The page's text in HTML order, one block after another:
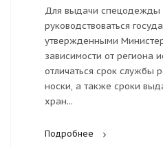
Для выдачи спецодежды
руководствоваться
утвержденными
зависимости от региона
отличаться срок службы
носки, а также сроки
хран...
Подробнее